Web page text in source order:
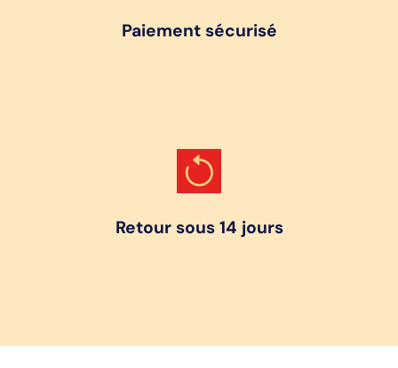
Paiement sécurisé
Retour sous 14 jours